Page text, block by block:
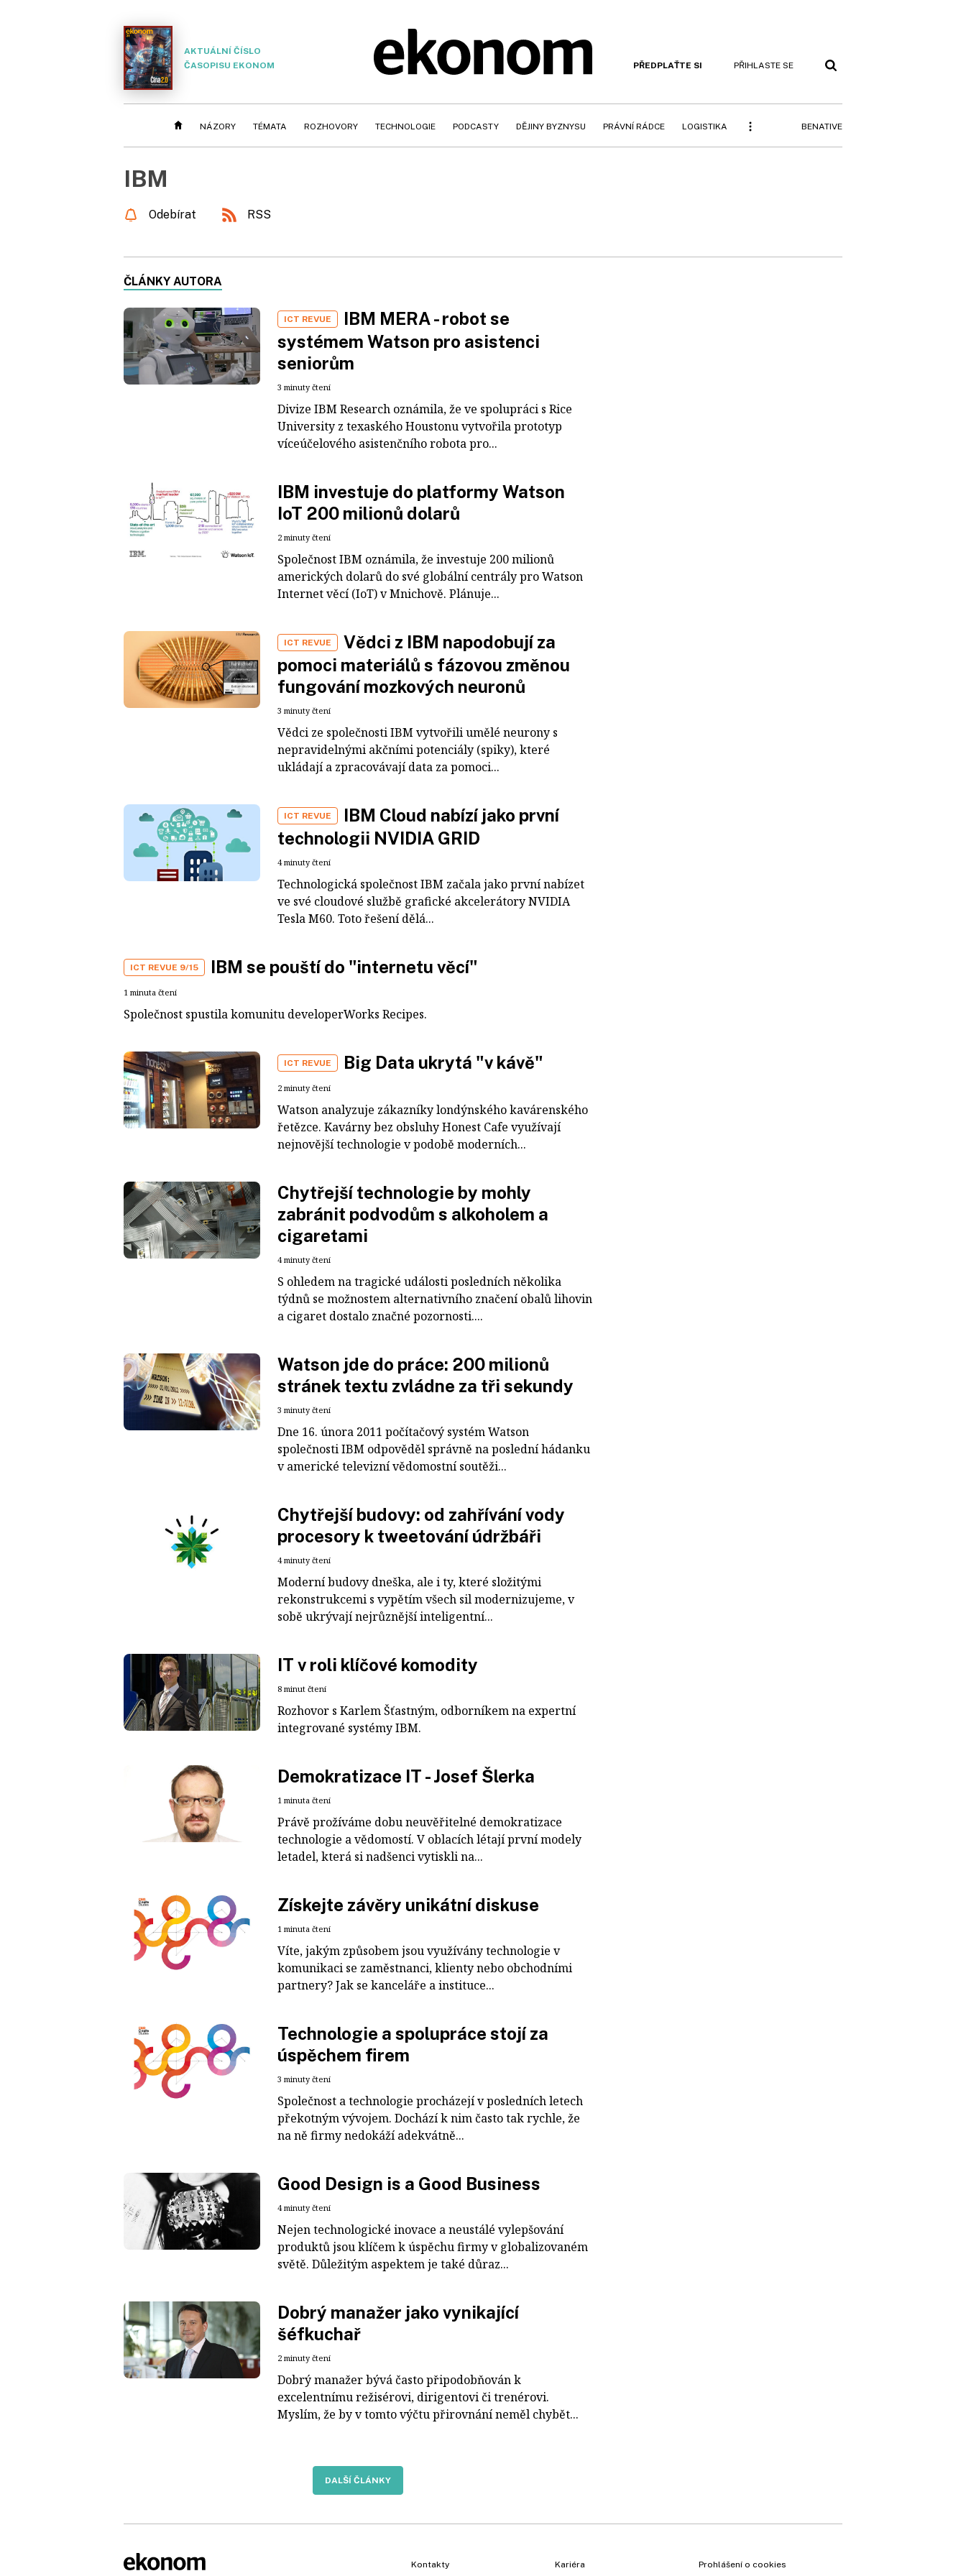
AKTUÁLNÍ ČÍSLO
ČASOPISU EKONOM
PŘEDPLAŤTE SI PŘIHLASTE SE
NÁZORY TÉMATA ROZHOVORY TECHNOLOGIE PODCASTY DĚJINY BYZNYSU PRÁVNÍ RÁDCE LOGISTIKA BENATIVE
IBM
Odebírat RSS
ČLÁNKY AUTORA
ICT REVUE
IBM MERA - robot se
systémem Watson pro asistenci
seniorům
3 minuty čtení
Divize IBM Research oznámila, že ve spolupráci s Rice
University z texaského Houstonu vytvořila prototyp
víceúčelového asistenčního robota pro...
IBM investuje do platformy Watson
IoT 200 milionů dolarů
2 minuty čtení
Společnost IBM oznámila, že investuje 200 milionů
amerických dolarů do své globální centrály pro Watson
Internet věcí (IoT) v Mnichově. Plánuje...
ICT REVUE
Vědci z IBM napodobují za
pomoci materiálů s fázovou změnou
fungování mozkových neuronů
3 minuty čtení
Vědci ze společnosti IBM vytvořili umělé neurony s
nepravidelnými akčními potenciály (spiky), které
ukládají a zpracovávají data za pomoci...
ICT REVUE
IBM Cloud nabízí jako první
technologii NVIDIA GRID
4 minuty čtení
Technologická společnost IBM začala jako první nabízet
ve své cloudové službě grafické akcelerátory NVIDIA
Tesla M60. Toto řešení dělá...
ICT REVUE 9/15 IBM se pouští do "internetu věcí"
1 minuta čtení
Společnost spustila komunitu developerWorks Recipes.
ICT REVUE Big Data ukrytá "v kávě"
2 minuty čtení
Watson analyzuje zákazníky londýnského kavárenského
řetězce. Kavárny bez obsluhy Honest Cafe využívají
nejnovější technologie v podobě moderních...
Chytřejší technologie by mohly
zabránit podvodům s alkoholem a
cigaretami
4 minuty čtení
S ohledem na tragické události posledních několika
týdnů se možnostem alternativního značení obalů lihovin
a cigaret dostalo značné pozornosti....
Watson jde do práce: 200 milionů
stránek textu zvládne za tři sekundy
3 minuty čtení
Dne 16. února 2011 počítačový systém Watson
společnosti IBM odpověděl správně na poslední hádanku
v americké televizní vědomostní soutěži...
Chytřejší budovy: od zahřívání vody
procesory k tweetování údržbáři
4 minuty čtení
Moderní budovy dneška, ale i ty, které složitými
rekonstrukcemi s vypětím všech sil modernizujeme, v
sobě ukrývají nejrůznější inteligentní...
IT v roli klíčové komodity
8 minut čtení
Rozhovor s Karlem Šťastným, odborníkem na expertní
integrované systémy IBM.
Demokratizace IT - Josef Šlerka
1 minuta čtení
Právě prožíváme dobu neuvěřitelné demokratizace
technologie a vědomostí. V oblacích létají první modely
letadel, která si nadšenci vytiskli na...
Získejte závěry unikátní diskuse
1 minuta čtení
Víte, jakým způsobem jsou využívány technologie v
komunikaci se zaměstnanci, klienty nebo obchodními
partnery? Jak se kanceláře a instituce...
Technologie a spolupráce stojí za
úspěchem firem
3 minuty čtení
Společnost a technologie procházejí v posledních letech
překotným vývojem. Dochází k nim často tak rychle, že
na ně firmy nedokáží adekvátně...
Good Design is a Good Business
4 minuty čtení
Nejen technologické inovace a neustálé vylepšování
produktů jsou klíčem k úspěchu firmy v globalizovaném
světě. Důležitým aspektem je také důraz...
Dobrý manažer jako vynikající
šéfkuchař
2 minuty čtení
Dobrý manažer bývá často připodobňován k
excelentnímu režisérovi, dirigentovi či trenérovi.
Myslím, že by v tomto výčtu přirovnání neměl chybět...
DALŠÍ ČLÁNKY
Kontakty Kariéra Prohlášení o cookies